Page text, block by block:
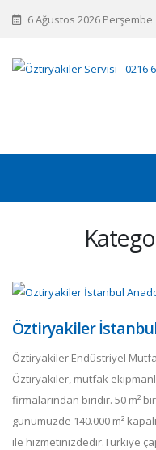
6 Ağustos 2026 Perşembe
Öztiryakiler
Öztiryakiler Endüstriyel
Öztiryakiler, mutfak
firmalarından biridir. 50 m²
günümüzde 140.000 m²
ile hizmetinizdedir.Türkiye